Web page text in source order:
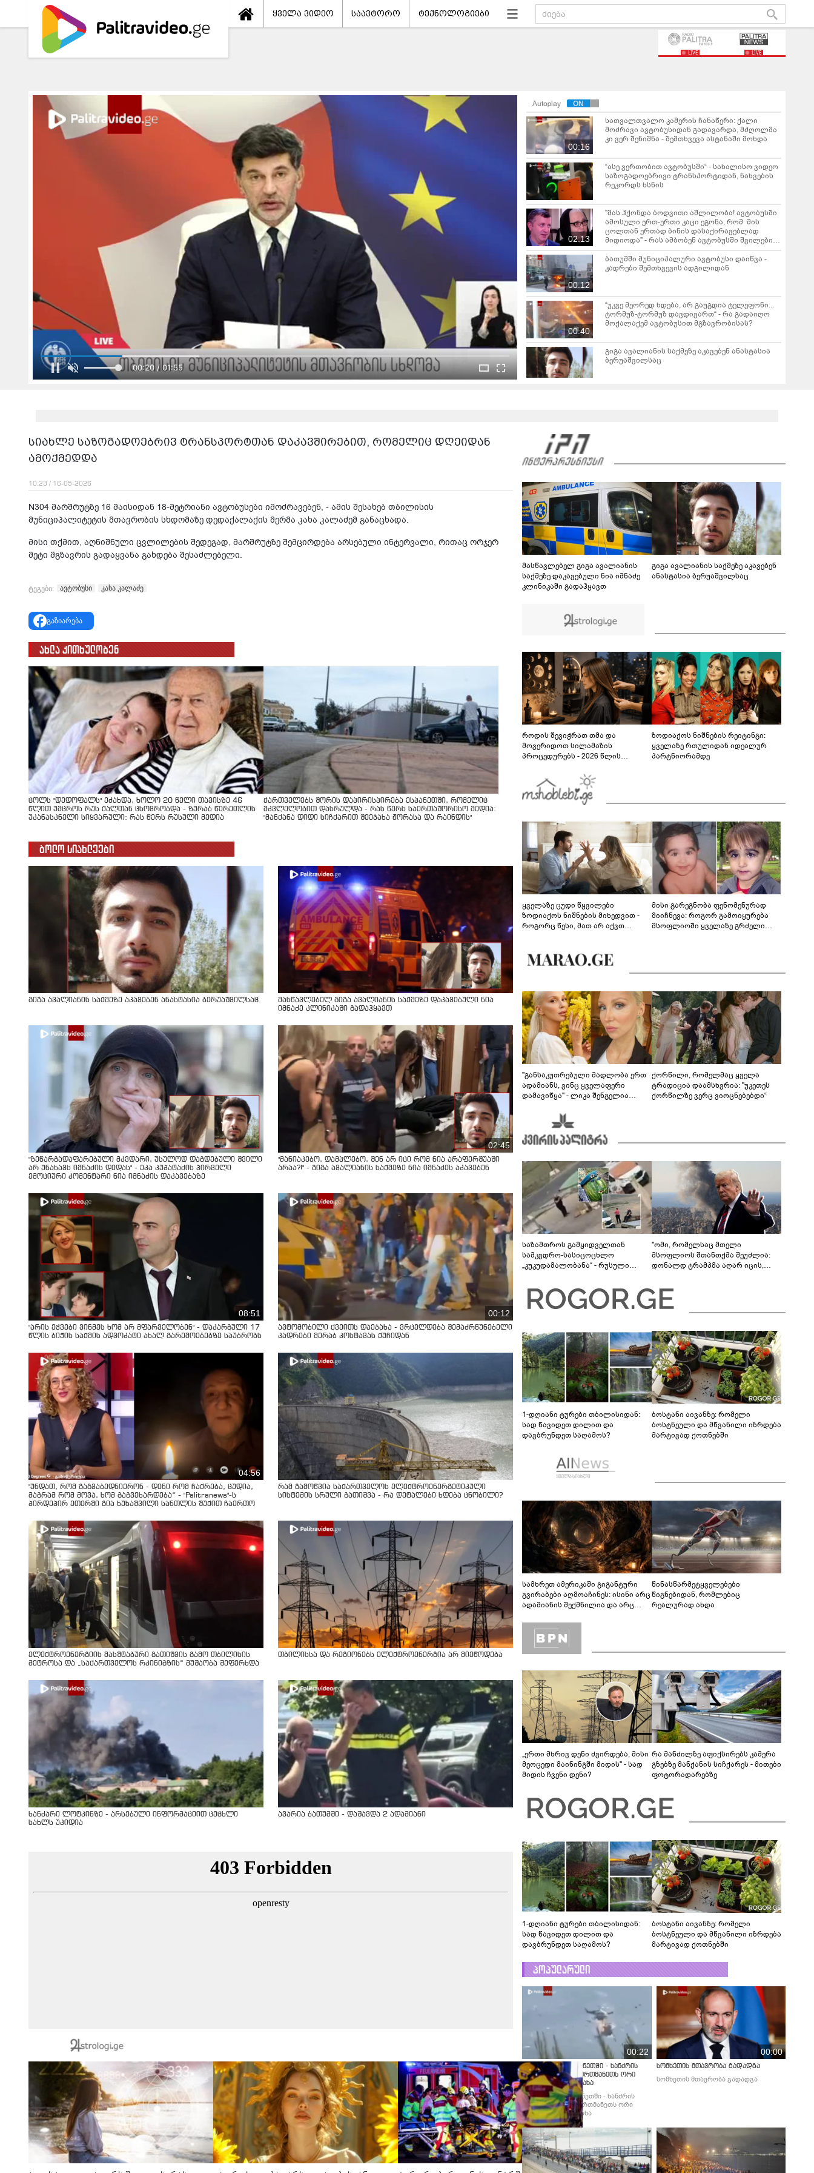
ყველა ვიდეო საავტორო ტექნოლოგიები
LIVE LIVE
00:22 / 01:55
Autoplay
00:16
სათვალთვალო კამერის ჩანაწერი: ქალი
მოძრავი ავტობუსიდან გადავარდა, მძღოლმა
კი ვერ შენიშნა - შემთხვევა ასტანაში მოხდა
“ასე ვერთობით ავტობუსში“ - სახალისო ვიდეო
საზოგადოებრივი ტრანსპორტიდან, ნახვების
რეკორდს ხსნის
02:13
"მას ჰქონდა ბოდვითი აშლილობა! ავტობუსში
ამოსული ერთ-ერთი კაცი ეგონა, რომ მის
ცოლთან ერთად ბინის დასაქირავებლად
მიდიოდა" - რას ამბობენ ავტობუსში შვილების
თვალწინ ცოლის მკვლელობაში
ბრალდებულის ადვოკატი და დედა?
00:12
ბათუმში მუნიციპალური ავტობუსი დაიწვა -
კადრები შემთხვევის ადგილიდან
00:40
“უკვე მეორედ ხდება, არ გაუგდია ტელეფონი...
ტორმუზ-ტორმუზ დავდივართ“ - რა გადაიღო
მოქალაქემ ავტობუსით მგზავრობისას?
გიგა ავალიანის საქმეზე აკავებენ ანასტასია
ბერუაშვილსაც
- ეკა კუპატაძის პირველი ემოციური კომენტარი
02:45
"მანიაკებო, დამპლებო, შენ არ იცი რომ ნია
არაფერშუაში არაა?!" - გიგა ავალიანის
საქმეზე ნია იმნაძეს აკავებენ
"არის ეჭვები ვინმეს ხომ არ მფარველობენ" -
დაკარგული 17 წლის ბიჭის საქმის ადვოკატი
ახალ გარემოებებზე საუბრობს
სიახლე საზოგადოებრივ ტრანსპორტთან დაკავშირებით, რომელიც დღეიდან
ამოქმედდა
10:23 / 16-05-2026
N304 მარშრუტზე 16 მაისიდან 18-მეტრიანი ავტობუსები იმოძრავებენ, - ამის შესახებ თბილისის
მუნიციპალიტეტის მთავრობის სხდომაზე დედაქალაქის მერმა კახა კალაძემ განაცხადა.
მისი თქმით, აღნიშნული ცვლილების შედეგად, მარშრუტზე შემცირდება არსებული ინტერვალი, რითაც ორჯერ
მეტი მგზავრის გადაყვანა გახდება შესაძლებელი.
ტეგები: ავტობუსი კახა კალაძე
გაზიარება
ახლა კითხულობენ
ცოლს "დედოფალს" ეძახდა, ხოლო 20 წელი თავისზე 46
წლით უმცროს რუს ქალთან ცხოვრობდა - ზურაბ წერეთლის
უკანასკნელი სიყვარული: რას წერს რუსული მედია
ქართველებს შორის დაპირისპირება ესპანეთში, რომელიც
მკვლელობით დასრულდა - რას წერს საერთაშორისო მედია:
"მანქანა დიდი სიჩქარით შეეჯახა ჟორასა და რაინდის"
ბოლო სიახლეები
გიგა ავალიანის საქმეზე აკავებენ ანასტასია ბერუაშვილსაც
მასწავლებელ გიგა ავალიანის საქმეზე დაკავებული ნია
იმნაძე კლინიკაში გადაჰყავთ
"ზეწარგადაფარებული მკვდარი, უსულოდ დაგდებული შვილი
არ უნახავს იმნაძის დედას" - ეკა კუპატაძის პირველი
ემოციური კომენტარი ნია იმნაძის დაკავებაზე
02:45
"მანიაკებო, დამპლებო, შენ არ იცი რომ ნია არაფერშუაში
არაა?!" - გიგა ავალიანის საქმეზე ნია იმნაძეს აკავებენ
08:51
"არის ეჭვები ვინმეს ხომ არ მფარველობენ" - დაკარგული 17
წლის ბიჭის საქმის ადვოკატი ახალ გარემოებებზე საუბრობს
00:12
ავტომობილი ქვეითს დაეჯახა - ვრცელდება შემაძრწუნებელი
კადრები მერაბ კოსტავას ქუჩიდან
04:56
"უნდათ, რომ გაგვაბედნიერონ - დენი რომ ჩაქრება, ცუდია,
მაგრამ რომ მოვა, ხომ გაგვეხარდება“ - "Palitranews"-ს
პირდეპირ ეთერში გია ხუხაშვილი სანთლის შუქით ჩაერთო
რამ გამოწვია საქართველოს ელექტროენერგეტიკული
სისტემის სრული გათიშვა - რა დეტალები ხდება ცნობილი?
ელექტროენერგიის მასშტაბური გათიშვის გამო თბილისის
მეტროსა და „საქართველოს რკინიგზის“ მუშაობა შეფერხდა
თბილისსა და რეგიონებს ელექტროენერგია არ მიეწოდება
ხანძარი ლოტკინზე - არსებული ინფორმაციით ცეცხლი
სახლს უკიდია
ავარია ბათუმში - დაშავდა 2 ადამიანი
მასწავლებელ გიგა ავალიანის
საქმეზე დაკავებული ნია იმნაძე
კლინიკაში გადაჰყავთ
გიგა ავალიანის საქმეზე აკავებენ
ანასტასია ბერუაშვილსაც
როდის შევიჭრათ თმა და
მოვერიდოთ სილამაზის
პროცედურებს - 2026 წლის
გზამკვლევი
ზოდიაქოს ნიშნების რეიტინგი:
ყველაზე რთულიდან იდეალურ
პარტნიორამდე
ყველაზე ცუდი წყვილები
ზოდიაქოს ნიშნების მიხედვით -
როგორც წესი, მათ არ აქვთ
მისი გარეგნობა ფენომენურად
მიიჩნევა: როგორ გამოიყურება
მსოფლიოში ყველაზე გრძელი
"განსაკუთრებული მადლობა ერთ
ადამიანს, ვინც ყველაფერი
დამავიწყა" - ლიკა შენგელია
ქორწილი, რომელმაც ყველა
ტრადიცია დაამსხვრია: "უკეთეს
ქორწილზე ვერც ვიოცნებებდი“
საზამთროს გამყიდველთან
სამკვდრო-სასიცოცხლო
„კუკუდამალობანა“ - რუსული
"ომი, რომელსაც მთელი
მსოფლიოს შთანთქმა შეუძლია:
დონალდ ტრამპმა აღარ იცის,
1-დღიანი ტურები თბილისიდან:
სად წავიდეთ დილით და
დავბრუნდეთ საღამოს?
ბოსტანი აივანზე: რომელი
ბოსტნეული და მწვანილი იზრდება
მარტივად ქოთნებში
სამხრეთ ამერიკაში გიგანტური
გვირაბები აღმოაჩინეს: ისინი არც
ადამიანის შექმნილია და არც
ლაბირინთები?
წინასწარმეტყველებები
წიგნებიდან, რომლებიც
რეალურად ახდა
„ერთი მხრივ დენი ძვირდება, მისი
მეოცედი მაინინგში მიდის" - სად
მიდის ჩვენი დენი?
რა მანძილზე აფიქსირებს კამერა
გზებზე მანქანის სიჩქარეს - მითები
ფოტორადარებზე
1-დღიანი ტურები თბილისიდან:
სად წავიდეთ დილით და
დავბრუნდეთ საღამოს?
ბოსტანი აივანზე: რომელი
ბოსტნეული და მწვანილი იზრდება
მარტივად ქოთნებში
პოპულარული
00:22
ტრაგედია საბერძნეთში - ხანძრის
ჩაქრობის დროს ერთმანეთს ორი
ვერტმფრენი შეეჯახა
ტრაგედია საბერძნეთში - ხანძრის
ჩაქრობის დროს ერთმანეთს ორი
ვერტმფრენი შეეჯახა
00:00
სომხეთის მთავრობა გადადგა
სომხეთის მთავრობა გადადგა